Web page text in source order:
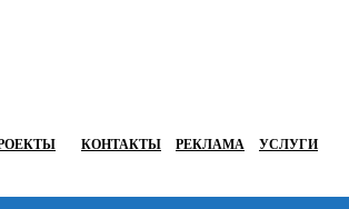
КОНТАКТЫ РЕКЛАМА УСЛУГИ